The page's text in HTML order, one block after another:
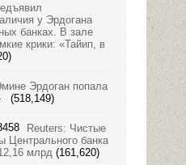
у Эрдогана
банках. В зале
крики: «Тайип, в
Эрдоган попала
(518,149)
Reuters: Чистые
Центрального банка
млрд (161,620)